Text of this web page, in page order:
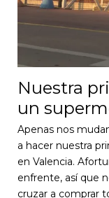
Nuestra
un
Apenas nos
a hacer nuestra
en Valencia.
enfrente, así que
cruzar a comprar